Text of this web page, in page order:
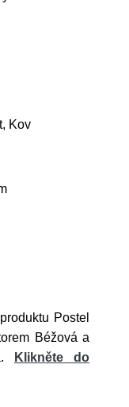
Kov
Postel
Béžová a
Klikněte do